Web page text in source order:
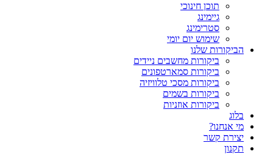
תוכן חינוכי
גיימינג
סטרימינג
שימוש יום יומי
הביקורות שלנו
ביקורות מחשבים ניידים
ביקורות סמארטפונים
ביקורות מסכי טלוויזיה
ביקורות בשמים
ביקורות אוזניות
בלוג
מי אנחנו?
יצירת קשר
תקנון